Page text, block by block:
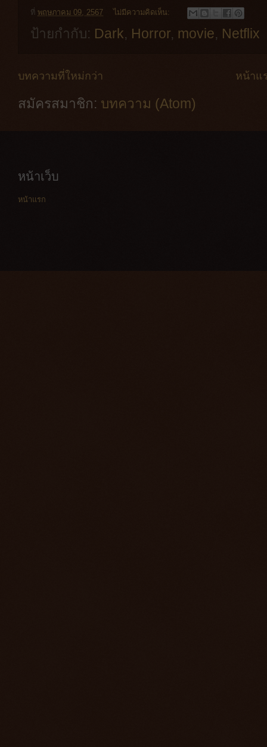
ที่ พฤษภาคม 09, 2567 ไม่มีความคิดเห็น:
ป้ายกำกับ: Dark, Horror, movie, Netflix
บทความที่ใหม่กว่า หน้าแ
สมัครสมาชิก: บทความ (Atom)
หน้าเว็บ
หน้าแรก